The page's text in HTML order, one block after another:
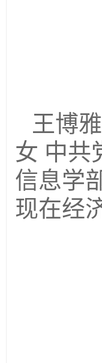
王博雅
女 中共
信息学
现在经